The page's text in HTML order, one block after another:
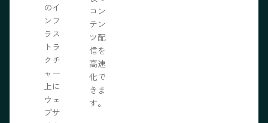
のイ
ンフ
ラス
トラ
クチ
ャー
上に
ウェ
ブサ
コン
テン
ツ配
信を
高速
化で
きま
す。